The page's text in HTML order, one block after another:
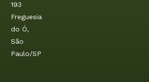
193
Freguesia
do Ó,
São
Paulo/SP